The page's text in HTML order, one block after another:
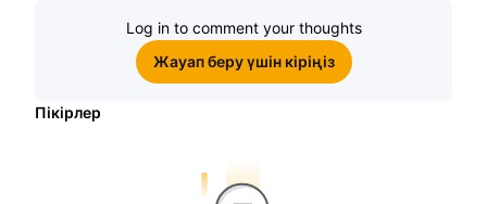
Log in to comment your thoughts
Жауап беру үшін кіріңіз
Пікірлер